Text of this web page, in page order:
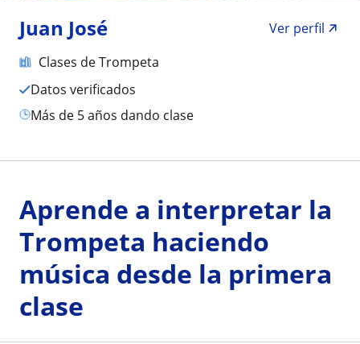
Juan José
Ver perfil
Clases de Trompeta
Datos verificados
más de 5 años dando clase
Aprende a interpretar la
Trompeta haciendo
música desde la primera
clase